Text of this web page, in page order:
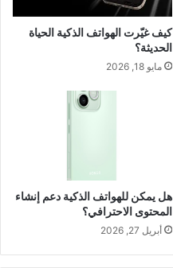
كيف غيّرت الهواتف الذكية الحياة
الحديثة؟
مايو 18, 2026
هل يمكن للهواتف الذكية دعم إنشاء
المحتوى الاحترافي؟
أبريل 27, 2026